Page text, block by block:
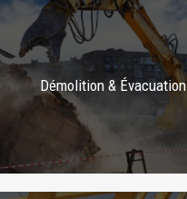
Démolition & Évacuation